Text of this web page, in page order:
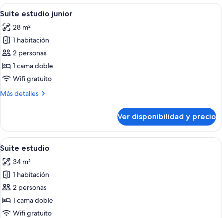
Premium
Ver
todas
las
fotos
de
Suite
estudio
Habitación de hotel con cama,
5
Suite estudio junior
28 m²
1 habitación
2 personas
1 cama doble
Wifi gratuito
Más detalles
Más
estudio
junior
Ver disponibilidad y precio
Ver
todas
las
fotos
de
Suite
estudio
Una habitación de hotel moderna
5
Suite estudio
34 m²
1 habitación
2 personas
1 cama doble
Wifi gratuito